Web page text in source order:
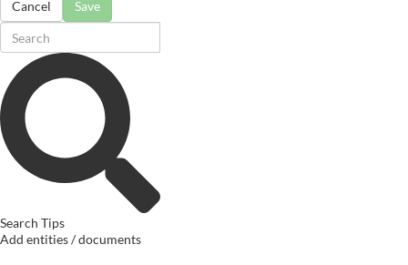
Cancel
Save
Search Tips
Add entities / documents